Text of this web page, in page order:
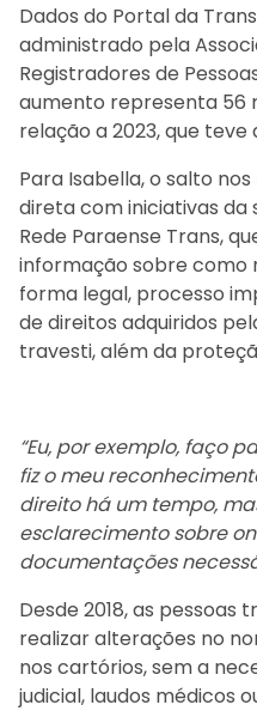
Dados do Portal da
administrado pela
Registradores de
aumento representa 56
relação a 2023, que teve
Para Isabella, o salto
direta com iniciativas da
Rede Paraense Trans,
informação sobre como
forma legal, processo
de direitos adquiridos
travesti, além da
“Eu, por exemplo, faço
fiz o meu
direito há um tempo,
esclarecimento sobre
documentações
Desde 2018, as pessoas
realizar alterações no
nos cartórios, sem a
judicial, laudos médicos